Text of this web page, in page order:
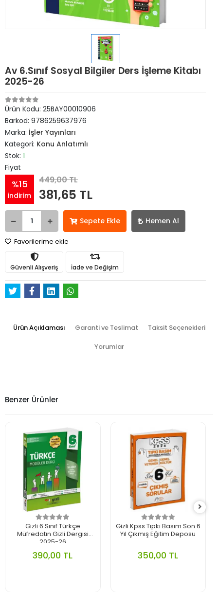
Av 6.Sınıf Sosyal Bilgiler Ders İşleme Kitabı
2025-26
Ürün Kodu: 25BAY00010906
Barkod: 9786259637976
Marka: İşler Yayınları
Kategori: Konu Anlatımlı
Stok: 1
Fiyat
%15
indirim
449,00 TL
381,65 TL
Sepete Ekle Hemen Al
Favorilerime ekle
Güvenli Alışveriş İade ve Değişim
Ürün Açıklaması Garanti ve Teslimat Taksit Seçenekleri
Yorumlar
Benzer Ürünler
Gizli 6.Sınıf Türkçe
Müfredatın Gizli Dergisi
2025-26
390,00 TL
Gizli Kpss Tıpkı Basım Son 6
Yıl Çıkmış Eğitim Deposu
350,00 TL